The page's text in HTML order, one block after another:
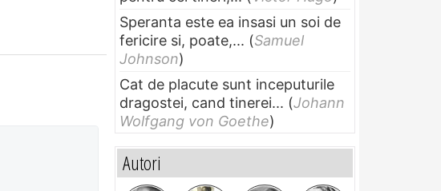
Speranta este ea insasi un soi de
fericire si, poate,... (Samuel
Johnson)
Cat de placute sunt inceputurile
dragostei, cand tinerei... (Johann
Wolfgang von Goethe)
Autori